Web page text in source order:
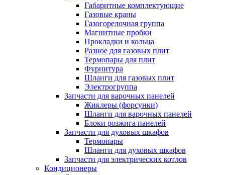
Габаритные комплектующие
Газовые краны
Газогорелочная группа
Магнитные пробки
Прокладки и кольца
Разное для газовых плит
Термопары для плит
Фурнитура
Шланги для газовых плит
Электрогруппа
Запчасти для варочных панелей
Жиклеры (форсунки)
Шланги для варочных панелей
Блоки розжига панелей
Запчасти для духовых шкафов
Термопары
Шланги для духовых шкафов
Запчасти для электрических котлов
Кондиционеры